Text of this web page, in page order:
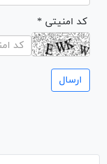
* کد امنیتی